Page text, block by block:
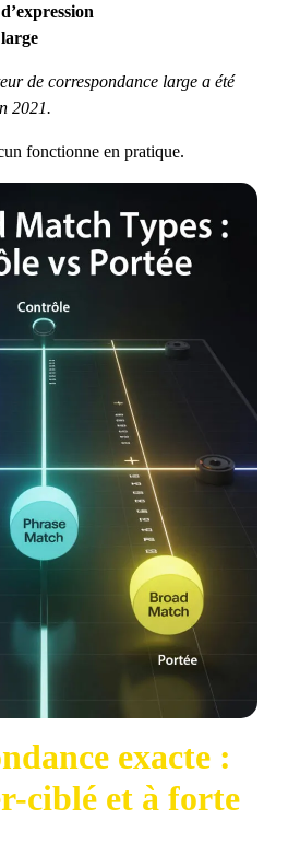
de correspondance large a été
2021.
fonctionne en pratique.
exacte :
ciblé et à forte